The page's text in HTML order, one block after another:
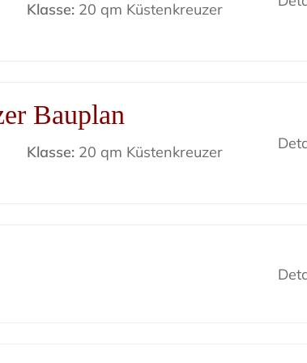
Klasse:20 qm Küstenkreuzer
Bauplan
Klasse:20 qm Küstenkreuzer